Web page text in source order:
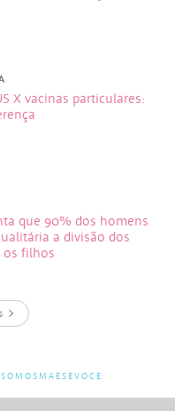
X vacinas particulares:
que 90% dos homens
a divisão dos
os filhos